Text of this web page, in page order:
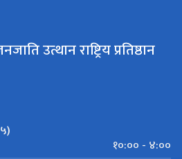
उत्थान राष्ट्रिय प्रतिष्ठान
१०:०० - ४:००